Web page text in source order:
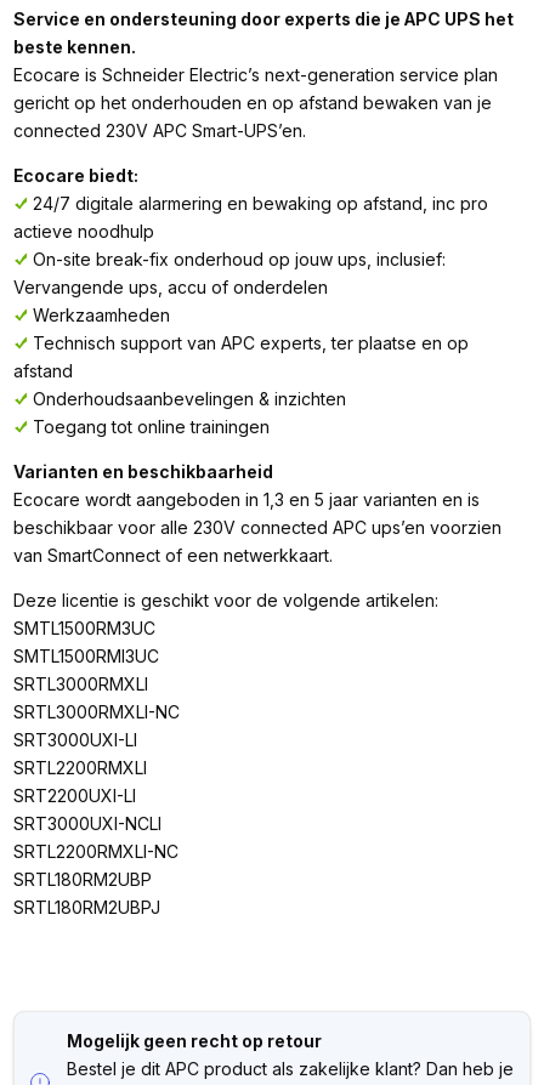
Service en ondersteuning door experts die je APC UPS het
beste kennen.
Ecocare is Schneider Electric’s next-generation service plan
gericht op het onderhouden en op afstand bewaken van je
connected 230V APC Smart-UPS’en.
Ecocare biedt:
24/7 digitale alarmering en bewaking op afstand, inc pro
actieve noodhulp
On-site break-fix onderhoud op jouw ups, inclusief:
Vervangende ups, accu of onderdelen
Werkzaamheden
Technisch support van APC experts, ter plaatse en op
afstand
Onderhoudsaanbevelingen & inzichten
Toegang tot online trainingen
Varianten en beschikbaarheid
Ecocare wordt aangeboden in 1,3 en 5 jaar varianten en is
beschikbaar voor alle 230V connected APC ups’en voorzien
van SmartConnect of een netwerkkaart.
Deze licentie is geschikt voor de volgende artikelen:
SMTL1500RM3UC
SMTL1500RMI3UC
SRTL3000RMXLI
SRTL3000RMXLI-NC
SRT3000UXI-LI
SRTL2200RMXLI
SRT2200UXI-LI
SRT3000UXI-NCLI
SRTL2200RMXLI-NC
SRTL180RM2UBP
SRTL180RM2UBPJ
Mogelijk geen recht op retour
Bestel je dit APC product als zakelijke klant? Dan heb je